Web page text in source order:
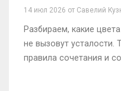
психология
14 июл 2026 от Савелий
Разбираем, какие
не вызовут усталости.
правила сочетания и